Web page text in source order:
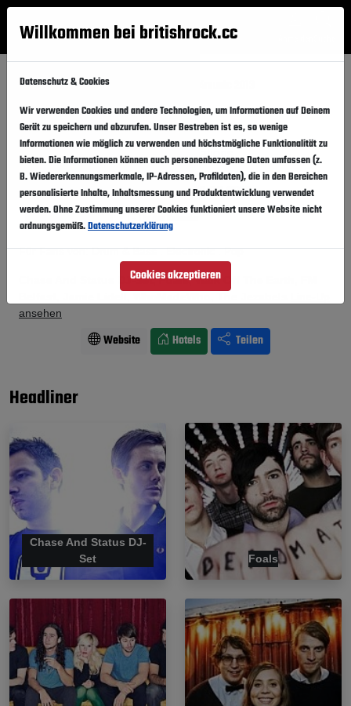
Menü
Startseite Festivals
m4music 2013 Folgen
Schweiz, Zürich, div. Locations
Donnerstag,21.03.2013-Samstag,23.03.2013
Vergangener Event In den Kalender
Für Fans von: Drum & Bass . Electronic . Pop
Chase And Status DJ-Set, Foals, Walk Off The Earth, FM
ansehen
Website Hotels Teilen
Headliner
Chase And Status DJ-
Set
Foals
Willkommen bei britishrock.cc
Datenschutz & Cookies
Wir verwenden Cookies und andere Technologien, um Informationen auf Deinem
Gerät zu speichern und abzurufen. Unser Bestreben ist es, so wenige
Informationen wie möglich zu verwenden und höchstmögliche Funktionalität zu
bieten. Die Informationen können auch personenbezogene Daten umfassen (z.
B. Wiedererkennungsmerkmale, IP-Adressen, Profildaten), die in den Bereichen
personalisierte Inhalte, Inhaltsmessung und Produktentwicklung verwendet
werden. Ohne Zustimmung unserer Cookies funktioniert unsere Website nicht
ordnungsgemäß.Datenschutzerklärung
Cookies akzeptieren